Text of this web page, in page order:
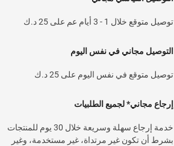
توصيل متوقع خلال 1 - 3 أيام عم على 25 د.ك
التوصيل مجاني في نفس اليوم
توصيل متوقع في نفس اليوم على 25 د.ك
إرجاع مجاني* لجميع الطلبيات
خدمة إرجاع سهلة وسريعة خلال 30 يوم للمنتجات
بشرط أن تكون غير مرتداة، غير مستخدمة، وغير